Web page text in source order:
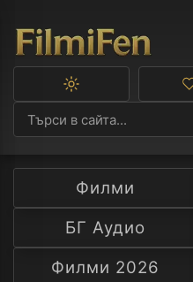
Превключване
тъмна
тема
Филми
БГ Аудио
Филми 2026